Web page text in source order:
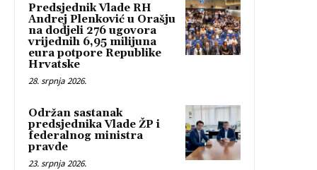
Predsjednik Vlade RH
Andrej Plenković u Orašju
na dodjeli 276 ugovora
vrijednih 6,95 milijuna
eura potpore Republike
Hrvatske
28. srpnja 2026.
Održan sastanak
predsjednika Vlade ŽP i
federalnog ministra
pravde
23. srpnja 2026.